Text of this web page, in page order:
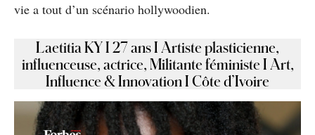
vie a tout d’un scénario hollywoodien.
Laetitia KY I 27 ans I Artiste plasticienne,
influenceuse, actrice, Militante féministe I Art,
Influence & Innovation I Côte d’Ivoire